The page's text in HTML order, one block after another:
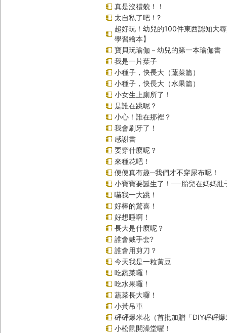
真是沒禮貌！！
太自私了吧！?
超好玩！幼兒的100件東西認知大
學習繪本】
寶貝玩瑜伽－幼兒的第一本瑜伽書
我是一片葉子
小種子，快長大（蔬菜篇）
小種子，快長大（水果篇）
小女生上廁所了！
是誰在跳呢？
小心！誰在那裡？
我會刷牙了！
感謝書
要穿什麼呢？
來種花吧！
便便真有趣─我們才不穿尿布呢！
小寶寶要誕生了！──胎兒在媽媽肚
嚇我一大跳！
好棒的驚喜！
好想睡啊！
長大是什麼呢？
誰會戴手套?
誰會用剪刀？
今天我是一粒黃豆
吃蔬菜囉！
吃水果囉！
蔬菜長大囉！
小黃吊車
砰砰爆米花（首批加贈「DIY砰砰
小松鼠開澡堂囉！